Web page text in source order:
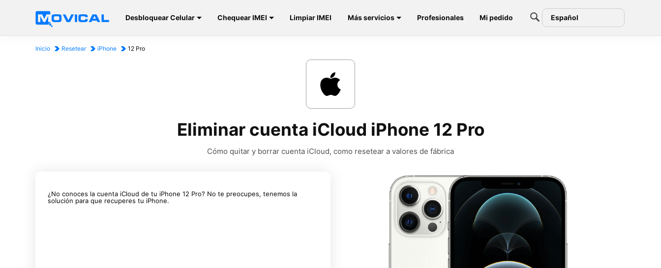
Desbloquear Celular Chequear IMEI Limpiar IMEI Más servicios Profesionales Mi pedido Español
Inicio Resetear iPhone 12 Pro
Eliminar cuenta iCloud iPhone 12 Pro
Cómo quitar y borrar cuenta iCloud, como resetear a valores de fábrica
¿No conoces la cuenta iCloud de tu iPhone 12 Pro? No te preocupes, tenemos la
solución para que recuperes tu iPhone.